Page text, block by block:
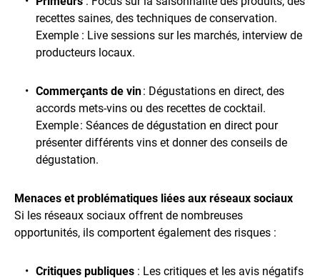
recettes saines, des techniques de conservation.
Exemple : Live sessions sur les marchés, interview de
producteurs locaux.
Commerçants de vin: Dégustations en direct, des
accords mets-vins ou des recettes de cocktail.
Exemple : Séances de dégustation en direct pour
présenter différents vins et donner des conseils de
dégustation.
Menaces et problématiques liées aux réseaux sociaux
Si les réseaux sociaux offrent de nombreuses
opportunités, ils comportent également des risques :
Critiques publiques : Les critiques et les avis négatifs